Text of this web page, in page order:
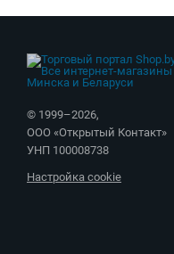
© 1999–2026,
ООО «Открытый Контакт»
УНП 100008738
Настройка cookie